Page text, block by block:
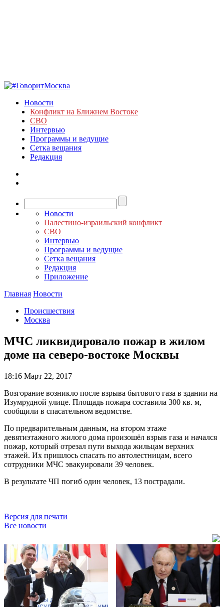
Новости
Конфликт на Ближнем Востоке
СВО
Интервью
Программы и ведущие
Сетка вещания
Редакция
Новости
Палестино-израильский конфликт
СВО
Интервью
Программы и ведущие
Сетка вещания
Редакция
Приложение
Главная Новости
Происшествия
Москва
МЧС ликвидировало пожар в жилом
доме на северо-востоке Москвы
18:16 Март 22, 2017
Возгорание возникло после взрыва бытового газа в здании на
Изумрудной улице. Площадь пожара составила 300 кв. м,
сообщили в спасательном ведомстве.
По предварительным данным, на втором этаже
девятиэтажного жилого дома произошёл взрыв газа и начался
пожар, который отрезал пути выхода жильцам верхних
этажей. Их пришлось спасать по автолестницам, всего
сотрудники МЧС эвакуировали 39 человек.
В результате ЧП погиб один человек, 13 пострадали.
Версия для печати
Все новости